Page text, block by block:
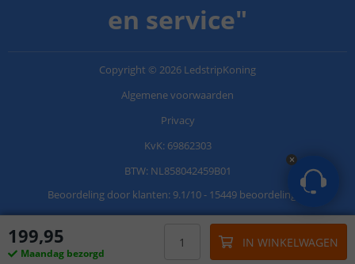
199,95
Maandag bezorgd
IN WINKELWAGEN
en service"
Copyright © 2026 LedstripKoning
Algemene voorwaarden
Privacy
KvK: 69862303
BTW: NL858042459B01
Beoordeling door klanten: 9.1/10- 15449 beoordelingen